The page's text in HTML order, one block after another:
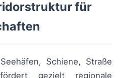
für
Schiene, Straße
gezielt regionale